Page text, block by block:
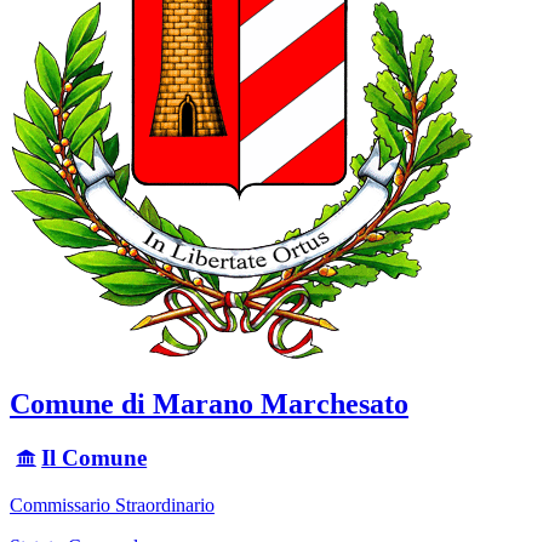
Comune di Marano Marchesato
Il Comune
Commissario Straordinario